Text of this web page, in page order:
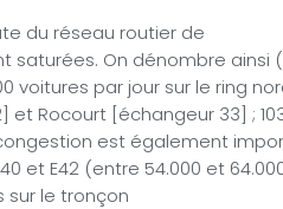
du réseau routier de
saturées. On dénombre ainsi
voitures par jour sur le ring
et Rocourt [échangeur 33] ;
congestion est également
et E42 (entre 54.000 et
sur le tronçon